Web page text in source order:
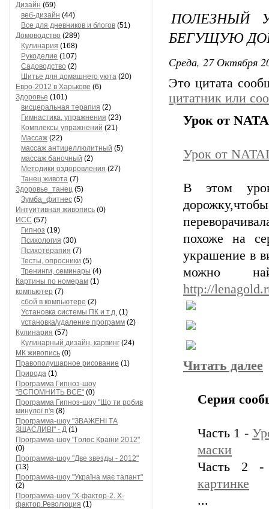
Дизайн (69)
веб-дизайн (44)
Все для дневников и блогов (51)
Домоводство (289)
Кулинария (168)
Рукоделие (107)
Садоводство (2)
Шитье для домашнего уюта (20)
Евро-2012 в Харькове (6)
Здоровье (101)
висцеральная терапия (2)
Гимнастика, упражнения (23)
Комплексы упражнений (21)
Массаж (22)
массаж антицеллюлитный (5)
массаж баночный (2)
Методики оздоровления (27)
Танец живота (7)
Здоровье_танец (5)
Зумба_фитнес (5)
Интуитивная живопись (0)
ИСС (57)
Гипноз (19)
Психология (30)
Психотерапия (7)
Тесты, опросники (5)
Тренинги, семинары (4)
Картины по номерам (1)
компьютер (7)
сбой в компьютере (2)
Установка системы ПК и т.д. (1)
установка/удаление программ (2)
Кулинария (57)
Кулинарный дизайн, карвинг (24)
МК живопись (0)
Правополушарное рисование (1)
Природа (1)
Программа Гипноз-шоу
"ВСПОМНИТЬ ВСЕ" (0)
Программа Гипноз-шоу "Що ти робив
минулої п'я (8)
Программа-шоу "ЗВАЖЕНІ ТА
ЗЩАСЛИВІ" - Д (1)
Программа-шоу "Голос Країни 2012"
(0)
Программа-шоу "Две звезды - 2012"
(13)
Программа-шоу "Україна має талант"
(2)
Программа-шоу "Х-фактор-2. Х-
фактор.Революция (1)
ПОЛЕЗНЫЙ
БЕГУЩУЮ
Среда, 27 Октября
Это цитата
цитатник или
Урок от
Урок от
В этом
похоже на
украшение в
можно
http://
Читать далее
Серия
Часть 1 -
маски
Часть 2
картинке
...